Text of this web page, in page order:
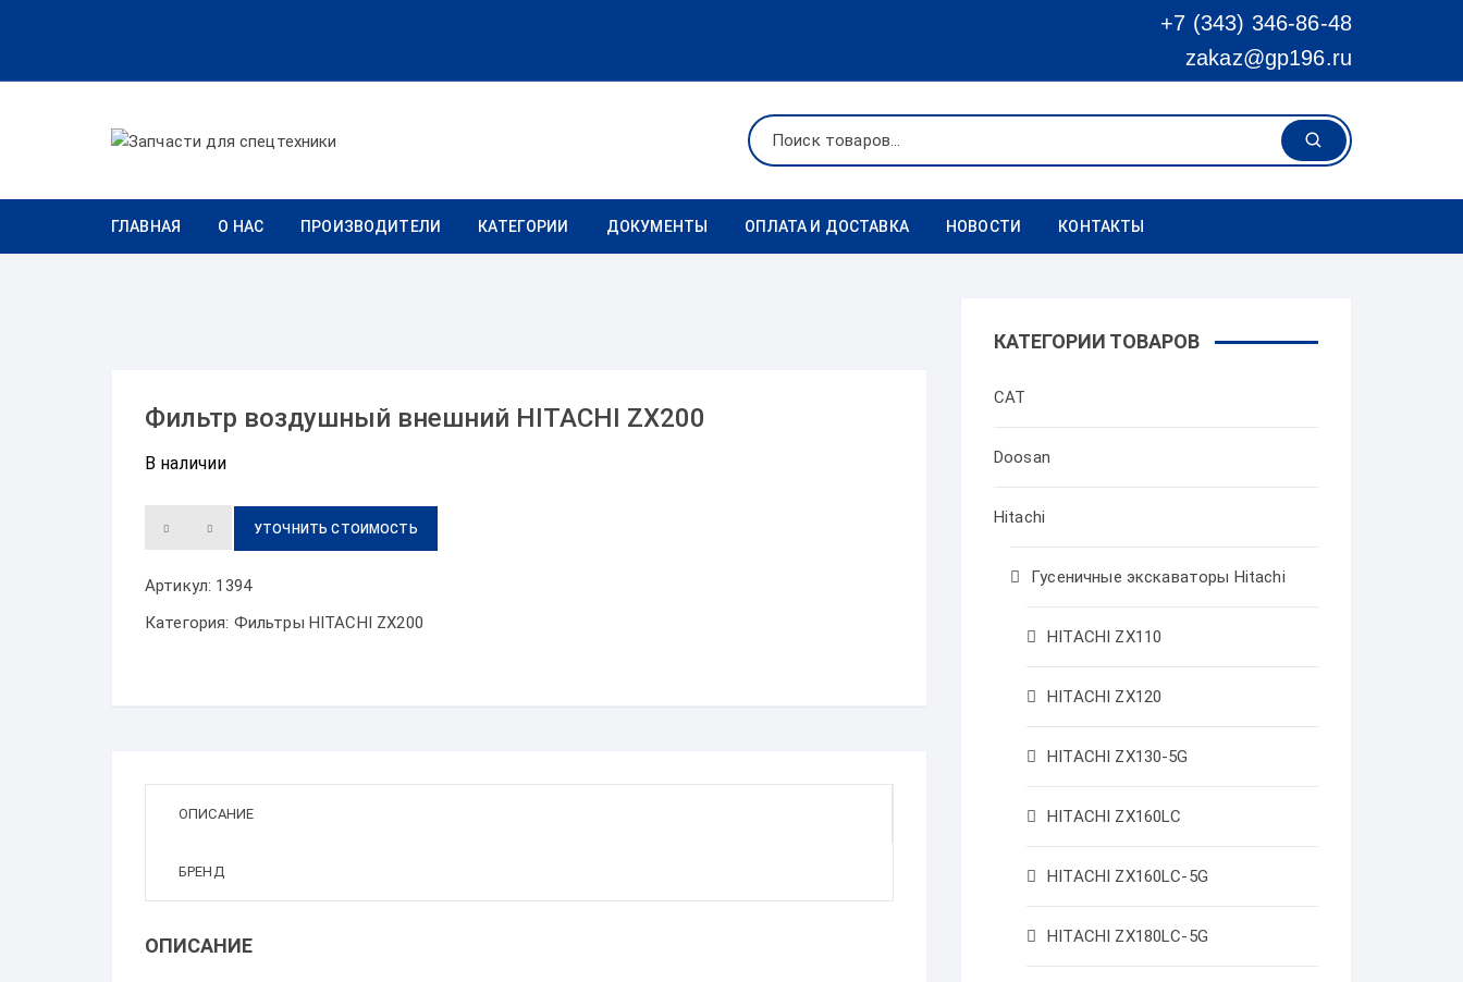
+7 (343) 346-86-48
zakaz@gp196.ru
ГЛАВНАЯ О НАС ПРОИЗВОДИТЕЛИ КАТЕГОРИИ ДОКУМЕНТЫ ОПЛАТА И ДОСТАВКА НОВОСТИ КОНТАКТЫ
Фильтр воздушный внешний HITACHI ZX200
В наличии
УТОЧНИТЬ СТОИМОСТЬ
Артикул: 1394
Категория: Фильтры HITACHI ZX200
ОПИСАНИЕ
БРЕНД
ОПИСАНИЕ
КАТЕГОРИИ ТОВАРОВ
CAT
Doosan
Hitachi
Гусеничные экскаваторы Hitachi
HITACHI ZX110
HITACHI ZX120
HITACHI ZX130-5G
HITACHI ZX160LC
HITACHI ZX160LC-5G
HITACHI ZX180LC-5G